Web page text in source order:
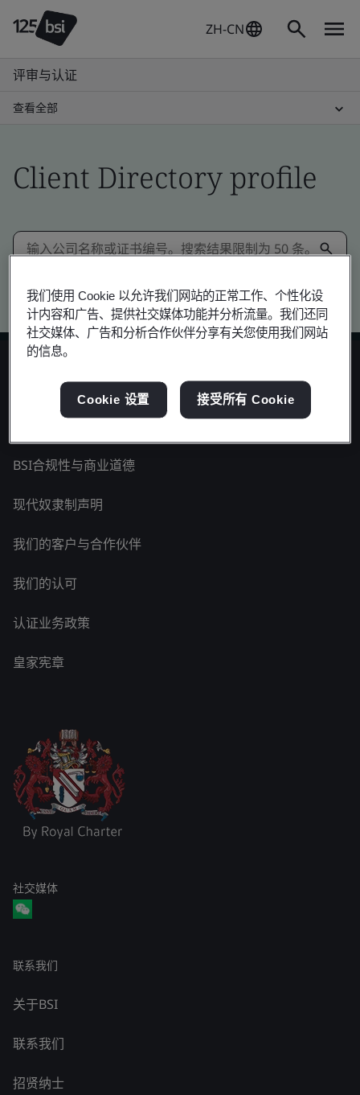
ZH-CN
评审与认证
查看全部
Client Directory profile
Kitemark advanced search
了解BSI - 中国
BSI合规性与商业道德
现代奴隶制声明
我们的客户与合作伙伴
我们的认可
认证业务政策
皇家宪章
社交媒体
联系我们
关于BSI
联系我们
招贤纳士
我们使用 Cookie 以允许我们网站的正常工作、个性化设
计内容和广告、提供社交媒体功能并分析流量。我们还同
社交媒体、广告和分析合作伙伴分享有关您使用我们网站
的信息。
Cookie 设置 接受所有 Cookie